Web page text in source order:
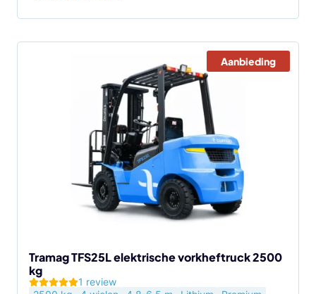
Aanbieding
Tramag TFS25L elektrische vorkheftruck 2500
kg
1 review
de
productpagina